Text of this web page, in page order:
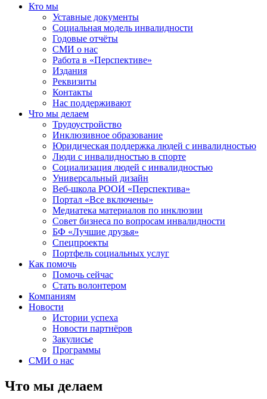
Кто мы
Уставные документы
Социальная модель инвалидности
Годовые отчёты
СМИ о нас
Работа в «Перспективе»
Издания
Реквизиты
Контакты
Нас поддерживают
Что мы делаем
Трудоустройство
Инклюзивное образование
Юридическая поддержка людей с инвалидностью
Люди с инвалидностью в спорте
Социализация людей с инвалидностью
Универсальный дизайн
Веб-школа РООИ «Перспектива»
Портал «Все включены»
Медиатека материалов по инклюзии
Совет бизнеса по вопросам инвалидности
БФ «Лучшие друзья»
Спецпроекты
Портфель социальных услуг
Как помочь
Помочь сейчас
Стать волонтером
Компаниям
Новости
Истории успеха
Новости партнёров
Закулисье
Программы
СМИ о нас
Что мы делаем